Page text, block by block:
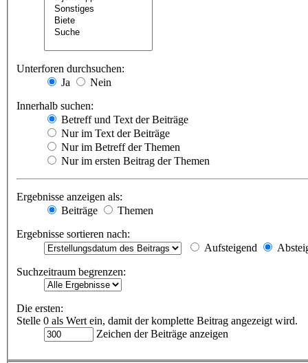
Unterforen durchsuchen:
Ja
Nein
Innerhalb suchen:
Betreff und Text der Beiträge
Nur im Text der Beiträge
Nur im Betreff der Themen
Nur im ersten Beitrag der Themen
Ergebnisse anzeigen als:
Beiträge
Themen
Ergebnisse sortieren nach:
Aufsteigend
Suchzeitraum begrenzen:
Die ersten:
Stelle 0 als Wert ein, damit der komplette Beitrag angezeigt wird.
Zeichen der Beiträge anzeigen